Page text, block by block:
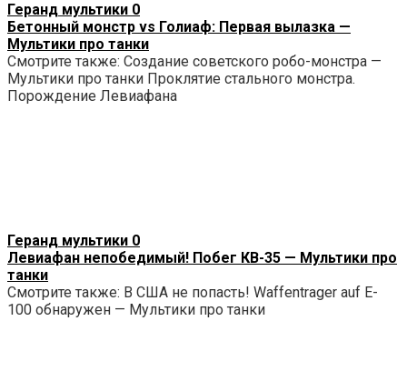
Геранд мультики 0
Бетонный монстр vs Голиаф: Первая вылазка —
Мультики про танки
Смотрите также: Создание советского робо-монстра —
Мультики про танки Проклятие стального монстра.
Порождение Левиафана
Геранд мультики 0
Левиафан непобедимый! Побег КВ-35 — Мультики про
танки
Смотрите также: В США не попасть! Waffentrager auf E-
100 обнаружен — Мультики про танки